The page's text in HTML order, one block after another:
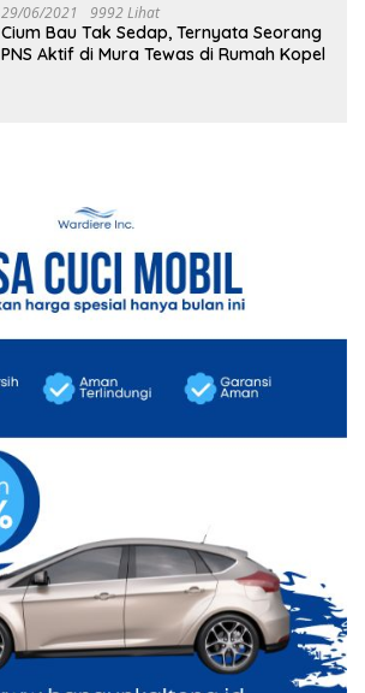
29/06/2021 9992 Lihat
Cium Bau Tak Sedap, Ternyata Seorang
PNS Aktif di Mura Tewas di Rumah Kopel